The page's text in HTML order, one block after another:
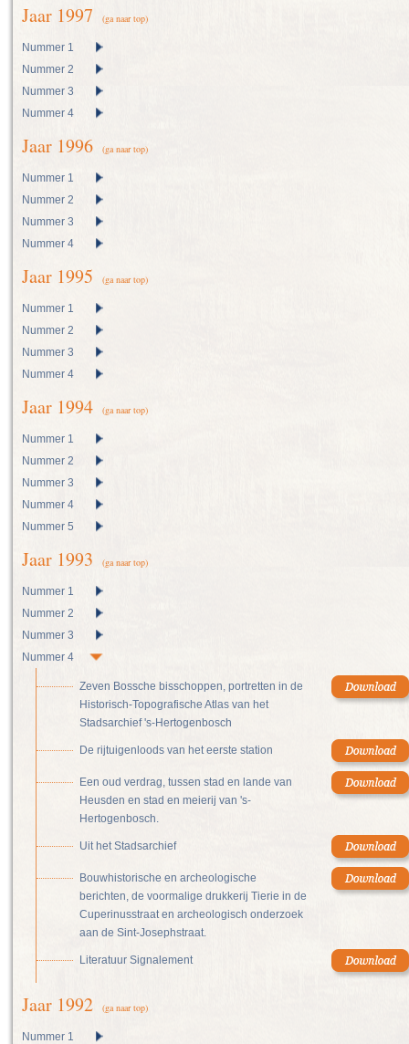
Jaar 1997 (ga naar top)
Nummer 1
Nummer 2
Nummer 3
Nummer 4
Jaar 1996 (ga naar top)
Nummer 1
Nummer 2
Nummer 3
Nummer 4
Jaar 1995 (ga naar top)
Nummer 1
Nummer 2
Nummer 3
Nummer 4
Jaar 1994 (ga naar top)
Nummer 1
Nummer 2
Nummer 3
Nummer 4
Nummer 5
Jaar 1993 (ga naar top)
Nummer 1
Nummer 2
Nummer 3
Nummer 4
Zeven Bossche bisschoppen, portretten in de
Historisch-Topografische Atlas van het
Stadsarchief 's-Hertogenbosch
De rijtuigenloods van het eerste station
Een oud verdrag, tussen stad en lande van
Heusden en stad en meierij van 's-
Hertogenbosch.
Uit het Stadsarchief
Bouwhistorische en archeologische
berichten, de voormalige drukkerij Tierie in de
Cuperinusstraat en archeologisch onderzoek
aan de Sint-Josephstraat.
Literatuur Signalement
Jaar 1992 (ga naar top)
Nummer 1